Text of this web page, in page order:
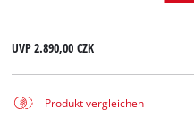
UVP2.890,00 CZK
Produkt vergleichen